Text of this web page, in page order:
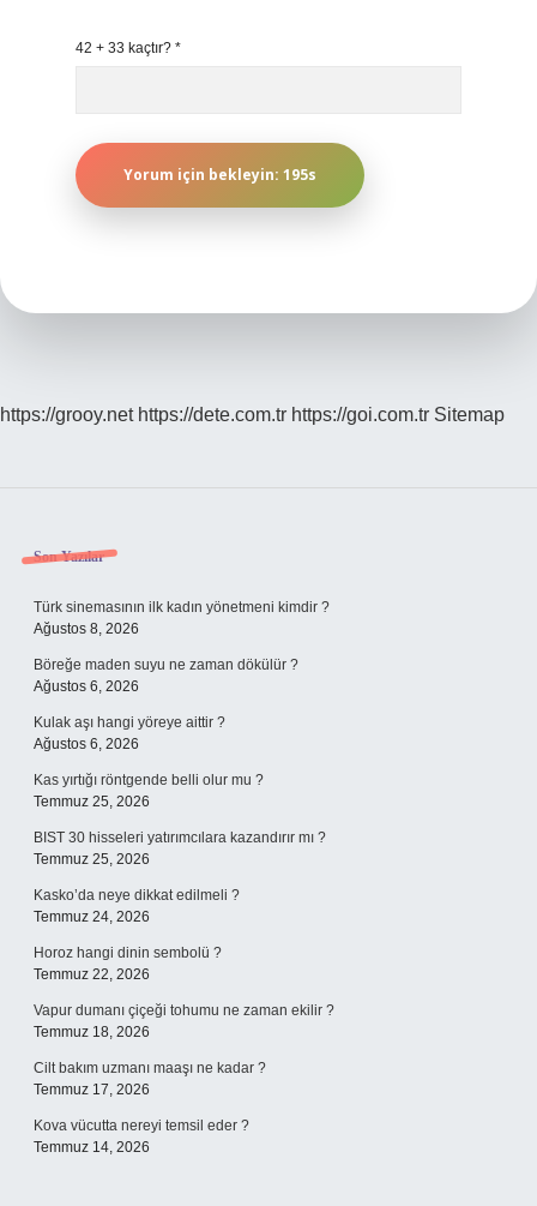
42 + 33 kaçtır? *
https://grooy.net https://dete.com.tr https://goi.com.tr Sitemap
Sidebar
Son Yazılar
Türk sinemasının ilk kadın yönetmeni kimdir ?
Ağustos 8, 2026
Böreğe maden suyu ne zaman dökülür ?
Ağustos 6, 2026
Kulak aşı hangi yöreye aittir ?
Ağustos 6, 2026
Kas yırtığı röntgende belli olur mu ?
Temmuz 25, 2026
BIST 30 hisseleri yatırımcılara kazandırır mı ?
Temmuz 25, 2026
Kasko’da neye dikkat edilmeli ?
Temmuz 24, 2026
Horoz hangi dinin sembolü ?
Temmuz 22, 2026
Vapur dumanı çiçeği tohumu ne zaman ekilir ?
Temmuz 18, 2026
Cilt bakım uzmanı maaşı ne kadar ?
Temmuz 17, 2026
Kova vücutta nereyi temsil eder ?
Temmuz 14, 2026